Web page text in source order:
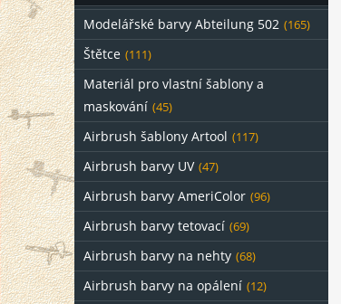
Modelářské barvy Abteilung 502 (165)
Štětce (111)
Materiál pro vlastní šablony a
maskování (45)
Airbrush šablony Artool (117)
Airbrush barvy UV (47)
Airbrush barvy AmeriColor (96)
Airbrush barvy tetovací (69)
Airbrush barvy na nehty (68)
Airbrush barvy na opálení (12)